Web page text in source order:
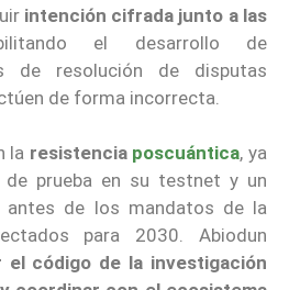
intención cifrada junto a las
el desarrollo de
de resolución de disputas
de forma incorrecta.
la resistencia poscuántica, ya
prueba en su testnet y un
antes de los mandatos de la
para 2030. Abiodun
el código de la investigación